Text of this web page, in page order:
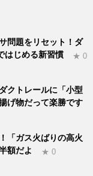
問題をリセット！ダ
はじめる新習慣
★ 0
クトレールに「小型
げ物だって楽勝です
「ガス火ばりの高火
額だよ
★ 0